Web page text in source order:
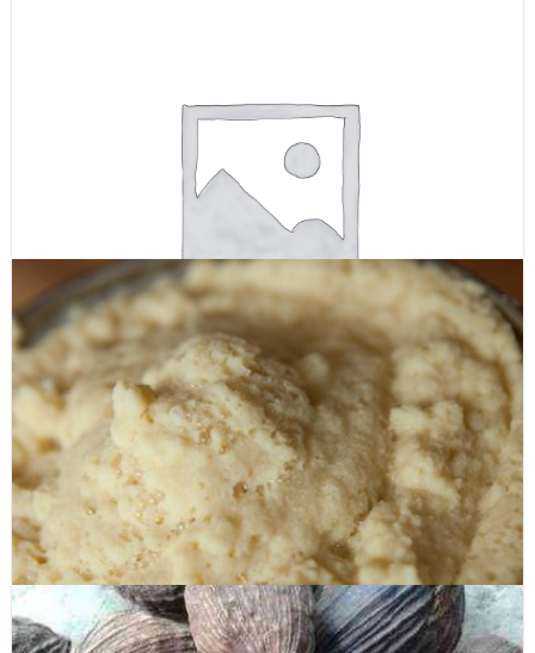
Bột vỏ chanh dây ( passion fruit peel powder )